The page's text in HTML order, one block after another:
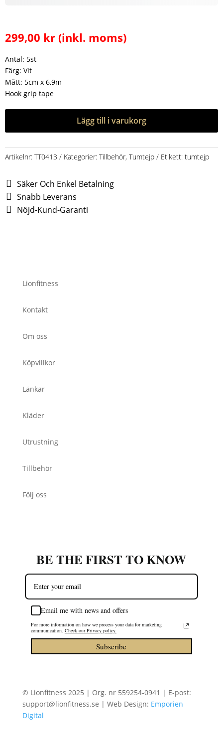
299,00 kr (inkl. moms)
Antal: 5st
Färg: Vit
Mått: 5cm x 6,9m
Hook grip tape
Lägg till i varukorg
Artikelnr: TT0413 Kategorier: Tillbehör, Tumtejp Etikett: tumtejp
Säker Och Enkel Betalning
Snabb Leverans
Nöjd-Kund-Garanti
Lionfitness
Kontakt
Om oss
Köpvillkor
Länkar
Kläder
Utrustning
Tillbehör
Följ oss
BE THE FIRST TO KNOW
Email me with news and offers
For more information on how we process your data for marketing
communication. Check our Privacy policy.
Subscribe
© Lionfitness 2025 | Org. nr 559254-0941 | E-post:
support@lionfitness.se | Web Design: Emporien
Digital